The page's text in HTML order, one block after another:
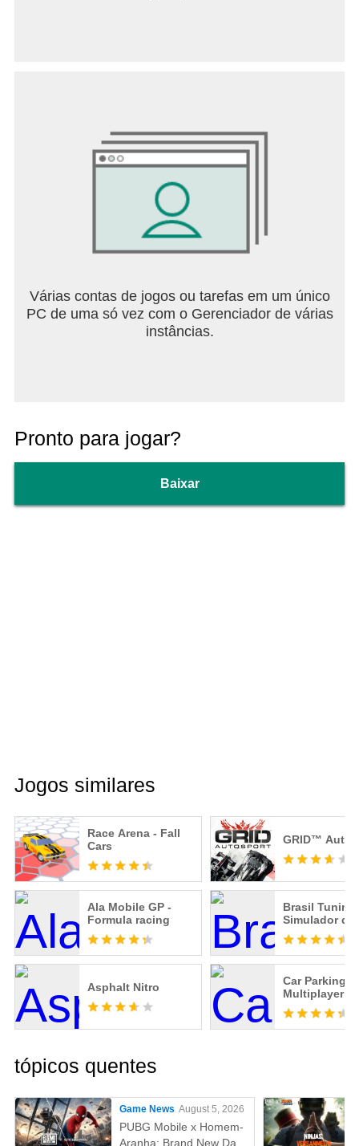
Várias contas de jogos ou tarefas em um único
PC de uma só vez com o Gerenciador de várias
instâncias.
Pronto para jogar?
Baixar
Jogos similares
Race Arena - Fall
Cars
GRID™
Ala Mobile GP -
Formula racing
Brasil Tuning
Simulador de
Corridas
Asphalt Nitro
Car Parking
Multiplayer 2
tópicos quentes
Game News August 5, 2026
PUBG Mobile x Homem-
Aranha: Brand New Day